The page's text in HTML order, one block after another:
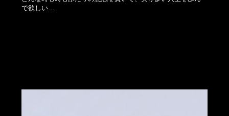
で欲しい…